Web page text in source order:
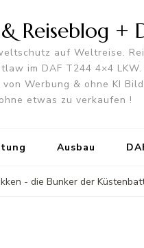
Reiseblog +
auf Weltreise.
im DAF T244 4×4
Werbung & ohne KI
etwas zu verkaufen !
Ausbau
- die Bunker der